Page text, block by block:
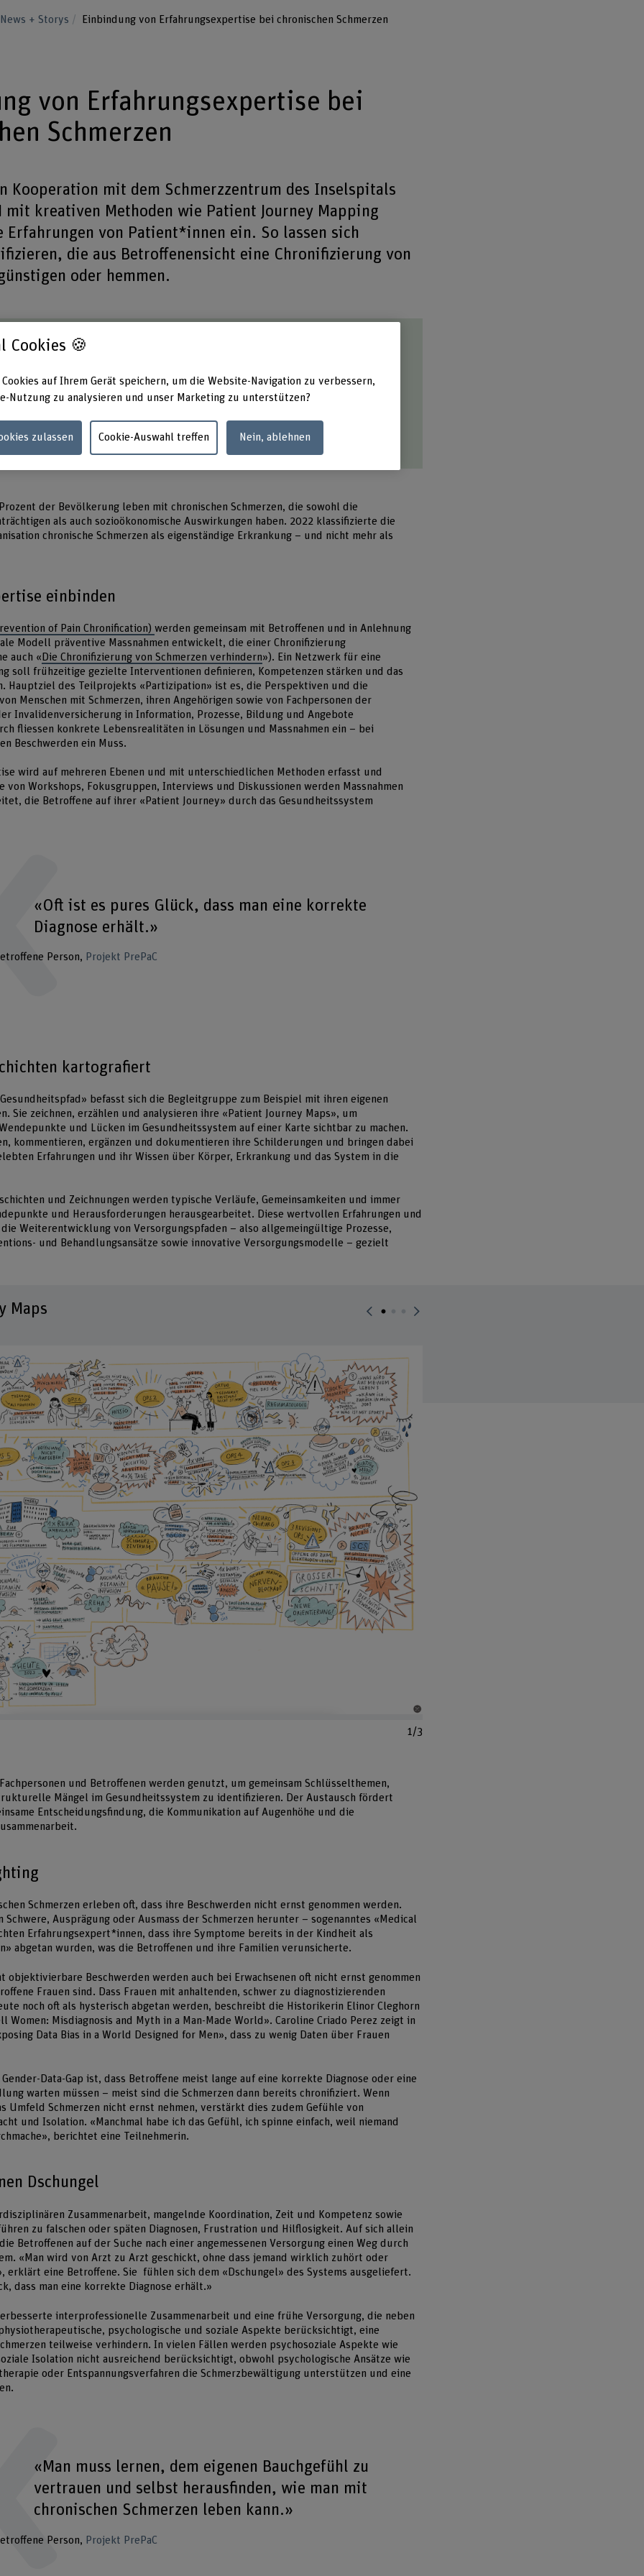
News + Storys Einbindung von Erfahrungsexpertise bei chronischen Schmerzen
von Erfahrungsexpertise bei
Schmerzen
Kooperation mit dem Schmerzzentrum des Inselspitals
mit kreativen Methoden wie Patient Journey Mapping
Erfahrungen von Patient*innen ein. So lassen sich
die aus Betroffenensicht eine Chronifizierung von
oder hemmen.
in Kürze
betreffen bis zu 40 Prozent der Bevölkerung – Betroffene fühlen sich im
oft allein gelassen.
entwickeln die BFH und das Schmerzzentrum des Inselspitals gemeinsam mit
Wege zur Prävention von Schmerzchronifizierung.
Betroffenen werden systematisch einbezogen, um Versorgungspfade zu
zu stärken und «Medical Gaslighting» entgegenzuwirken.
der Bevölkerung leben mit chronischen Schmerzen, die sowohl die
als auch sozioökonomische Auswirkungen haben. 2022 klassifizierte die
chronische Schmerzen als eigenständige Erkrankung – und nicht mehr als
einbinden
of Pain Chronification)werden gemeinsam mit Betroffenen und in Anlehnung
Modell präventive Massnahmen entwickelt, die einer Chronifizierung
auch « Die Chronifizierung von Schmerzen verhindern»). Ein Netzwerk für eine
soll frühzeitige gezielte Interventionen definieren, Kompetenzen stärken und das
Hauptziel des Teilprojekts «Partizipation» ist es, die Perspektiven und die
Menschen mit Schmerzen, ihren Angehörigen sowie von Fachpersonen der
Invalidenversicherung in Information, Prozesse, Bildung und Angebote
fliessen konkrete Lebensrealitäten in Lösungen und Massnahmen ein – bei
Beschwerden ein Muss.
wird auf mehreren Ebenen und mit unterschiedlichen Methoden erfasst und
von Workshops, Fokusgruppen, Interviews und Diskussionen werden Massnahmen
die Betroffene auf ihrer «Patient Journey» durch das Gesundheitssystem
«Oft ist es pures Glück, dass man eine korrekte
Diagnose erhält.»
Person Projekt PrePaC
kartografiert
befasst sich die Begleitgruppe zum Beispiel mit ihren eigenen
Sie zeichnen, erzählen und analysieren ihre «Patient Journey Maps», um
und Lücken im Gesundheitssystem auf einer Karte sichtbar zu machen.
kommentieren, ergänzen und dokumentieren ihre Schilderungen und bringen dabei
Erfahrungen und ihr Wissen über Körper, Erkrankung und das System in die
und Zeichnungen werden typische Verläufe, Gemeinsamkeiten und immer
und Herausforderungen herausgearbeitet. Diese wertvollen Erfahrungen und
die Weiterentwicklung von Versorgungspfaden – also allgemeingültige Prozesse,
und Behandlungsansätze sowie innovative Versorgungsmodelle – gezielt
Maps
1/3
und Betroffenen werden genutzt, um gemeinsam Schlüsselthemen,
Mängel im Gesundheitssystem zu identifizieren. Der Austausch fördert
Entscheidungsfindung, die Kommunikation auf Augenhöhe und die
Schmerzen erleben oft, dass ihre Beschwerden nicht ernst genommen werden.
Schwere, Ausprägung oder Ausmass der Schmerzen herunter – sogenanntes «Medical
Erfahrungsexpert*innen, dass ihre Symptome bereits in der Kindheit als
abgetan wurden, was die Betroffenen und ihre Familien verunsicherte.
objektivierbare Beschwerden werden auch bei Erwachsenen oft nicht ernst genommen
Frauen sind. Dass Frauen mit anhaltenden, schwer zu diagnostizierenden
noch oft als hysterisch abgetan werden, beschreibt die Historikerin Elinor Cleghorn
Women: Misdiagnosis and Myth in a Man-Made World». Caroline Criado Perez zeigt in
Data Bias in a World Designed for Men», dass zu wenig Daten über Frauen
Data-Gap ist, dass Betroffene meist lange auf eine korrekte Diagnose oder eine
warten müssen – meist sind die Schmerzen dann bereits chronifiziert. Wenn
Umfeld Schmerzen nicht ernst nehmen, verstärkt dies zudem Gefühle von
und Isolation. «Manchmal habe ich das Gefühl, ich spinne einfach, weil niemand
berichtet eine Teilnehmerin.
Dschungel
Zusammenarbeit, mangelnde Koordination, Zeit und Kompetenz sowie
zu falschen oder späten Diagnosen, Frustration und Hilflosigkeit. Auf sich allein
Betroffenen auf der Suche nach einer angemessenen Versorgung einen Weg durch
«Man wird von Arzt zu Arzt geschickt, ohne dass jemand wirklich zuhört oder
erklärt eine Betroffene. Sie fühlen sich dem «Dschungel» des Systems ausgeliefert.
dass man eine korrekte Diagnose erhält.»
interprofessionelle Zusammenarbeit und eine frühe Versorgung, die neben
psychologische und soziale Aspekte berücksichtigt, eine
teilweise verhindern. In vielen Fällen werden psychosoziale Aspekte wie
Isolation nicht ausreichend berücksichtigt, obwohl psychologische Ansätze wie
oder Entspannungsverfahren die Schmerzbewältigung unterstützen und eine
«Man muss lernen, dem eigenen Bauchgefühl zu
vertrauen und selbst herausfinden, wie man mit
chronischen Schmerzen leben kann.»
Person Projekt PrePaC
Cookies 🍪
auf Ihrem Gerät speichern, um die Website-Navigation zu verbessern,
Nutzung zu analysieren und unser Marketing zu unterstützen?
zulassen Cookie-Auswahl treffen Nein, ablehnen